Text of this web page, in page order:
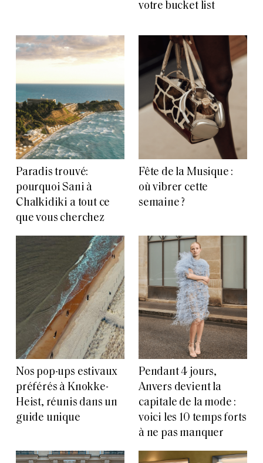
votre bucket list
Paradis trouvé:
pourquoi Sani à
Chalkidiki a tout ce
que vous cherchez
Fête de la Musique :
où vibrer cette
semaine ?
Nos pop-ups estivaux
préférés à Knokke-
Heist, réunis dans un
guide unique
Pendant 4 jours,
Anvers devient la
capitale de la mode :
voici les 10 temps forts
à ne pas manquer